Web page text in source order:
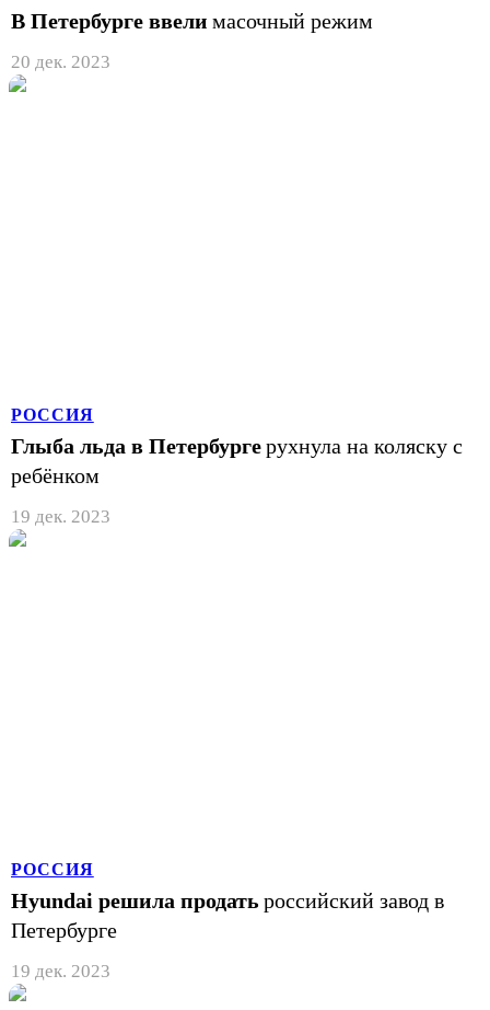
В Петербурге ввели масочный режим
20 дек. 2023
РОССИЯ
Глыба льда в Петербургерухнула на коляску с
ребёнком
19 дек. 2023
РОССИЯ
Hyundai решила продать российский завод в
Петербурге
19 дек. 2023